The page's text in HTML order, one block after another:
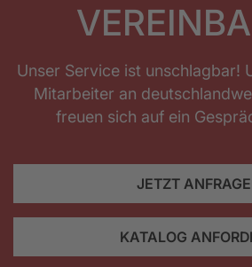
Unser Service ist unschlagbar!
Mitarbeiter an
freuen sich auf ein
JETZT
KATALOG